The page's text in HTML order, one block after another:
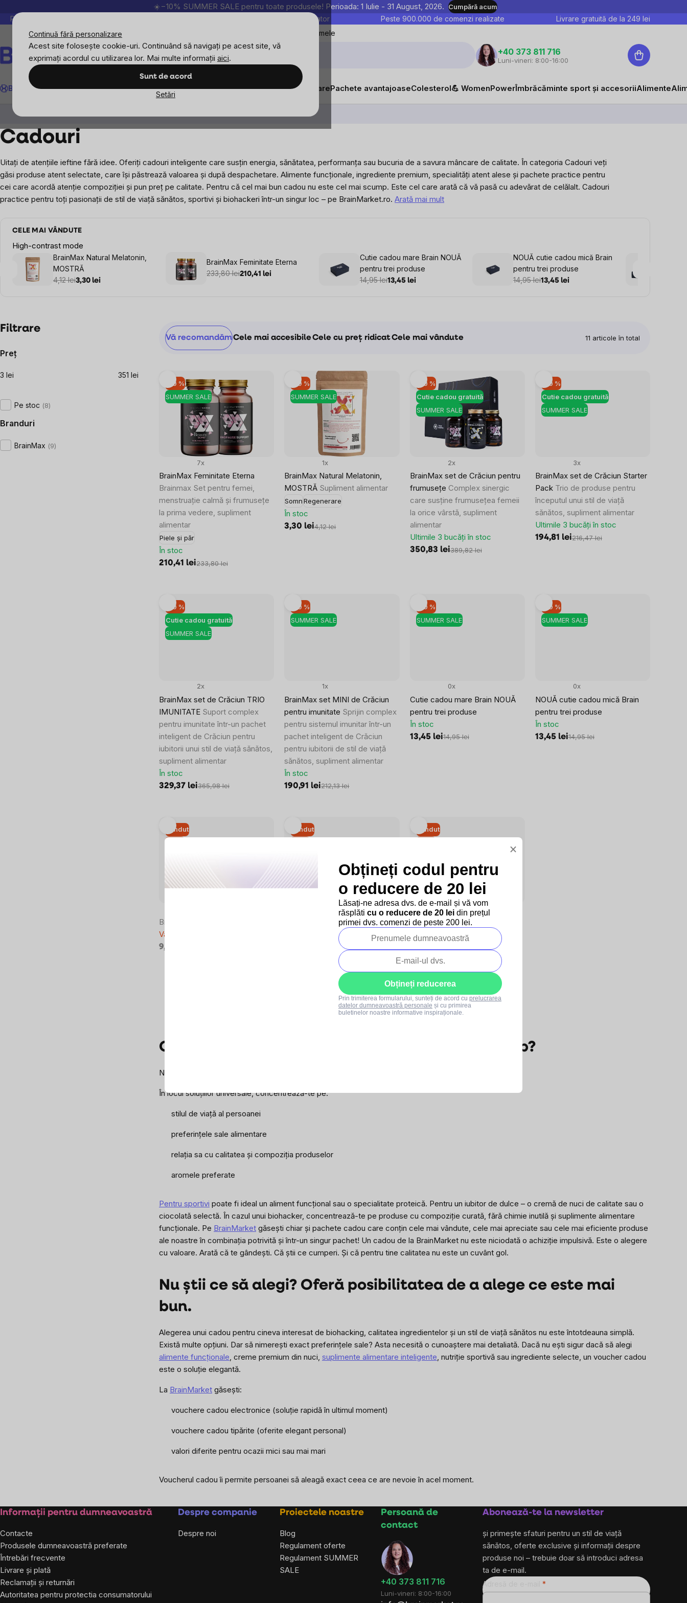
Continuă fără personalizare
Acest site folosește cookie-uri. Continuând să navigați pe acest site, vă
exprimați acordul cu utilizarea lor. Mai multe informații aici.
Sunt de acord
Setări
☀️−10% SUMMER SALE pentru toate produsele! Perioada: 1 Iulie - 31 August, 2026. Cumpără acum
Peste 200.000 de recenzii verificate Produsele noastre sunt testate în laborator Peste 900.000 de comenzi realizate Livrare gratuită de la 249 lei
Favoritele mele
Căutare
+40 373 811 716
Luni-vineri: 8:00-16:00
Coş
de
BrainMax
SportImunitateFemeiBărbațiCopiiObiectiveNoutățiSuplimente alimentarePachete avantajoaseColesterol💪 WomenPowerÎmbrăcăminte sport și accesoriiAlimente
Cadouri
Uitați de atențiile ieftine fără idee. Oferiți cadouri inteligente care susțin energia, sănătatea, performanța sau bucuria de a savura mâncare de calitate. În categoria Cadouri veți
găsi produse atent selectate, care își păstrează valoarea și după despachetare. Alimente funcționale, ingrediente premium, specialități atent alese și pachete practice pentru
cei care acordă atenție compoziției și pun preț pe calitate. Pentru că cel mai bun cadou nu este cel mai scump. Este cel care arată că vă pasă cu adevărat de celălalt. Cadouri
practice pentru toți pasionații de stil de viață sănătos, sportivi și biohackeri într-un singur loc – pe BrainMarket.ro. Arată mai mult
CELE MAI VÂNDUTE
High-contrast mode
BrainMax Natural Melatonin,
MOSTRĂ
4,12 lei3,30 lei
BrainMax Feminitate Eterna
233,80 lei210,41 lei
Cutie cadou mare Brain NOUĂ
pentru trei produse
14,95 lei13,45 lei
NOUĂ cutie cadou mică Brain
pentru trei produse
14,95 lei13,45 lei
Bară
laterală
Filtrare
Preţ
3 lei 351 lei
Pe stoc 8
Branduri
BrainMax 9
Selectarea
produsului
Vă recomandămCele mai accesibileCele cu preț ridicatCele mai vândute 11 articole în total
Listă
produse
SUMMER SALE
–10 %
BrainMax Feminitate Eterna
Brainmax Set pentru femei,
menstruație calmă și frumusețe
la prima vedere, supliment
alimentar
Piele și păr
7x
În stoc
210,41 lei233,80 lei
SUMMER SALE
–19 %
BrainMax Natural Melatonin,
MOSTRĂ Supliment alimentar
Somn Regenerare
1x
În stoc
3,30 lei4,12 lei
Cutie cadou gratuită
SUMMER SALE
–10 %
BrainMax set de Crăciun pentru
frumusețe Complex sinergic
care susține frumusețea femeii
la orice vârstă, supliment
alimentar
2x
Ultimile 3 bucăți în stoc
350,83 lei389,82 lei
Cutie cadou gratuită
SUMMER SALE
–10 %
BrainMax set de Crăciun Starter
Pack Trio de produse pentru
începutul unui stil de viață
sănătos, supliment alimentar
3x
Ultimile 3 bucăți în stoc
194,81 lei216,47 lei
Cutie cadou gratuită
SUMMER SALE
–10 %
BrainMax set de Crăciun TRIO
IMUNITATE Suport complex
pentru imunitate într-un pachet
inteligent de Crăciun pentru
iubitorii unui stil de viață sănătos,
supliment alimentar
2x
În stoc
329,37 lei365,98 lei
SUMMER SALE
–10 %
BrainMax set MINI de Crăciun
pentru imunitate Sprijin complex
pentru sistemul imunitar într-un
pachet inteligent de Crăciun
pentru iubitorii de stil de viață
sănătos, supliment alimentar
1x
În stoc
190,91 lei212,13 lei
SUMMER SALE
–10 %
Cutie cadou mare Brain NOUĂ
pentru trei produse
0x
În stoc
13,45 lei14,95 lei
SUMMER SALE
–10 %
NOUĂ cutie cadou mică Brain
pentru trei produse
0x
În stoc
13,45 lei14,95 lei
Vândut
BrainMarket pexe pentru copii
Vândut
9,55 lei
Vândut
dopuri de urechi 3M pentru
Vândut
Planse de colorat BrainMarket
pentru copii
0x
7,60 lei8,45 lei
Cum să alegi un cadou care nu va fi uitat în dulap?
Nu cumpăra lucruri inutile care vor ajunge pe fundul sertarului.
În locul soluțiilor universale, concentrează-te pe:
stilul de viață al persoanei
preferințele sale alimentare
relația sa cu calitatea și compoziția produselor
aromele preferate
Pentru sportivi poate fi ideal un aliment funcțional sau o specialitate proteică. Pentru un iubitor de dulce – o cremă de nuci de calitate sau o
ciocolată selectă. În cazul unui biohacker, concentrează-te pe produse cu compoziție curată, fără chimie inutilă și suplimente alimentare
funcționale. Pe BrainMarket găsești chiar și pachete cadou care conțin cele mai vândute, cele mai apreciate sau cele mai eficiente produse
ale noastre în combinația potrivită și într-un singur pachet! Un cadou de la BrainMarket nu este niciodată o achiziție impulsivă. Este o alegere
cu valoare. Arată că te gândești. Că știi ce cumperi. Și că pentru tine calitatea nu este un cuvânt gol.
Nu știi ce să alegi? Oferă posibilitatea de a alege ce este mai
bun.
Alegerea unui cadou pentru cineva interesat de biohacking, calitatea ingredientelor și un stil de viață sănătos nu este întotdeauna simplă.
Există multe opțiuni. Dar să nimerești exact preferințele sale? Asta necesită o cunoaștere mai detaliată. Dacă nu ești sigur dacă să alegi
alimente funcționale, creme premium din nuci, suplimente alimentare inteligente, nutriție sportivă sau ingrediente selecte, un voucher cadou
este o soluție elegantă.
La BrainMarket găsești:
vouchere cadou electronice (soluție rapidă în ultimul moment)
vouchere cadou tipărite (oferite elegant personal)
valori diferite pentru ocazii mici sau mai mari
Voucherul cadou îi permite persoanei să aleagă exact ceea ce are nevoie în acel moment.
Subsol
Informații pentru dumneavoastră
Contacte
Produsele dumneavoastră preferate
Întrebări frecvente
Livrare și plată
Reclamații și returnări
Autoritatea pentru protectia consumatorului
Despre companie
Despre noi
Proiectele noastre
Blog
Regulament oferte
Regulament SUMMER
SALE
Persoană de
contact
+40 373 811 716
Luni-vineri: 8:00-16:00
Abonează-te la newsletter
și primește sfaturi pentru un stil de viață
sănătos, oferte exclusive și informații despre
produse noi – trebuie doar să introduci adresa
ta de e-mail.
Adresă de e-mail
×
Obțineți codul pentru
o reducere de 20 lei
Lăsați-ne adresa dvs. de e-mail și vă vom
răsplăti cu o reducere de 20 lei din prețul
primei dvs. comenzi de peste 200 lei.
Obțineți reducerea
Prin trimiterea formularului, sunteți de acord cu prelucrarea
datelor dumneavoastră personale și cu primirea
buletinelor noastre informative inspiraționale.